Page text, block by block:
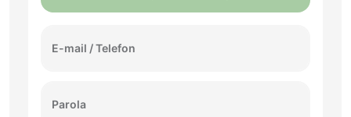
E-mail / Telefon
Parola